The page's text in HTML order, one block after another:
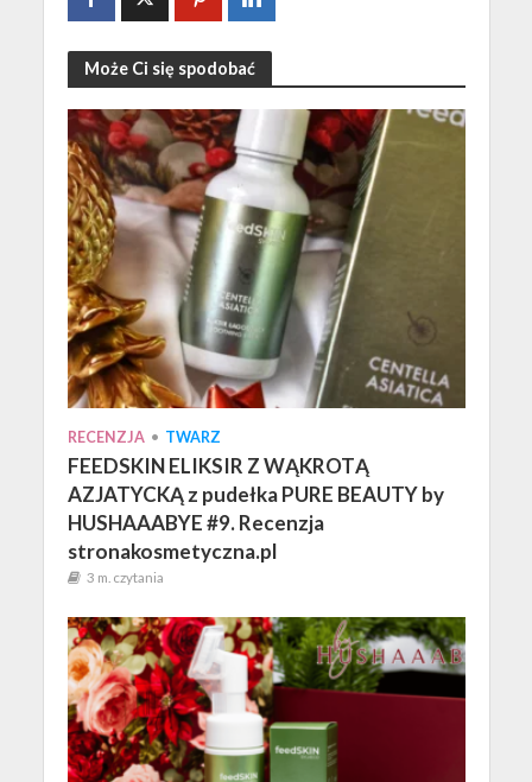
Może Ci się spodobać
RECENZJA • TWARZ
FEEDSKIN ELIKSIR Z WĄKROTĄ
AZJATYCKĄ z pudełka PURE BEAUTY by
HUSHAAABYE #9. Recenzja
stronakosmetyczna.pl
3 m. czytania